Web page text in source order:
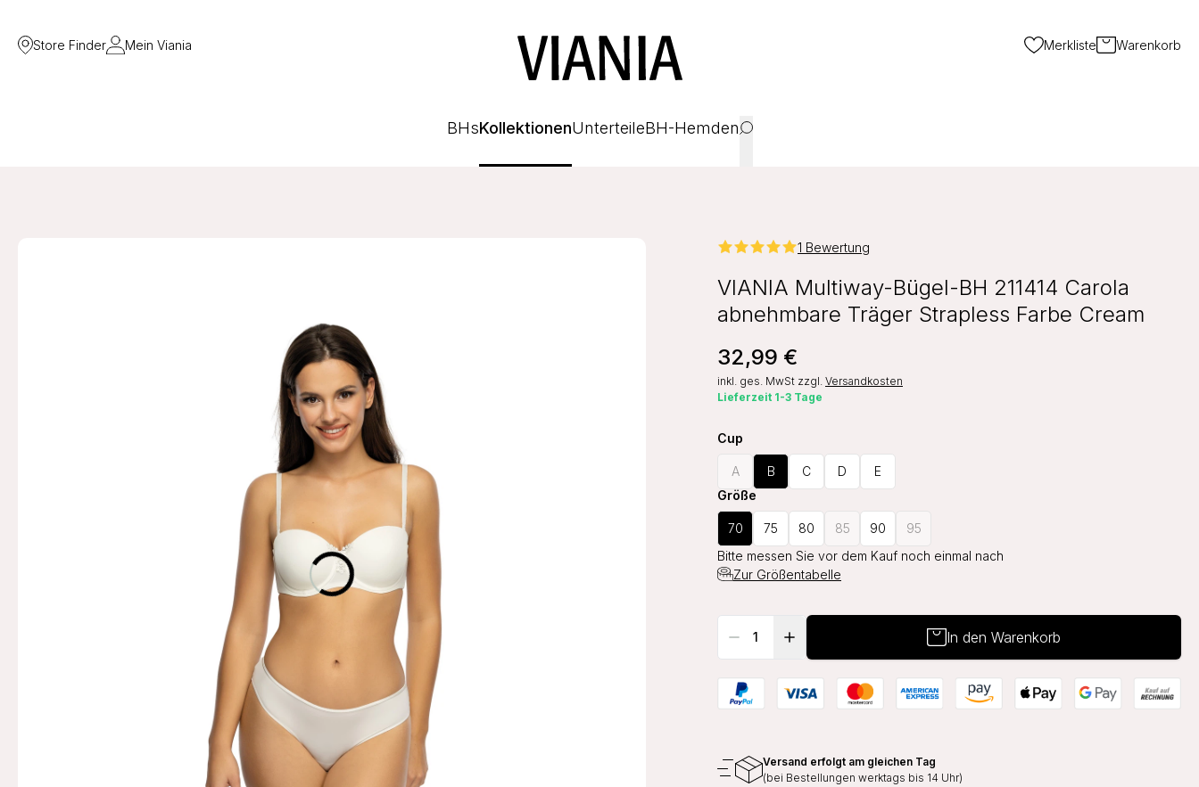
Store Finder Mein Viania Merkliste Warenkorb
BHsKollektionenUnterteileBH-Hemden
1 Bewertung
VIANIA Multiway-Bügel-BH 211414 Carola
abnehmbare Träger Strapless Farbe Cream
32,99 €
inkl. ges. MwSt zzgl. Versandkosten
Lieferzeit 1-3 Tage
Cup
A B C D
E
Größe
70 75 80 85 90
95
Bitte messen Sie vor dem Kauf noch einmal nach
Zur Größentabelle
In den Warenkorb
Versand erfolgt am gleichen Tag
(bei Bestellungen werktags bis 14 Uhr)